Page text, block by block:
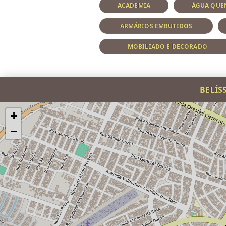
ACADEMIA ÁGUA
ARMÁRIOS EMBUTIDOS
MOBILIADO E DECORADO
+
−